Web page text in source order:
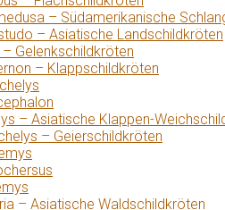
– Südamerikanische
– Asiatische Landschildkröten
Gelenkschildkröten
– Klappschildkröten
– Asiatische Klappen-
– Geierschildkröten
– Asiatische Waldschildkröten